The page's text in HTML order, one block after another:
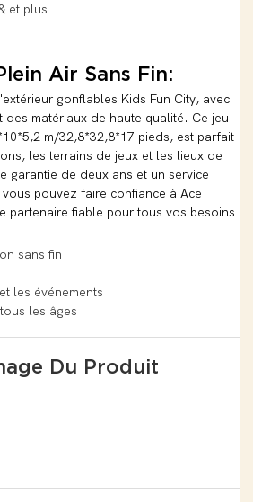
et plus
Air Sans Fin:
gonflables Kids Fun City, avec
des matériaux de haute qualité. Ce jeu
m/32,8*32,8*17 pieds, est parfait
les terrains de jeux et les lieux de
garantie de deux ans et un service
pouvez faire confiance à Ace
partenaire fiable pour tous vos besoins
sans fin
les événements
les âges
Du Produit